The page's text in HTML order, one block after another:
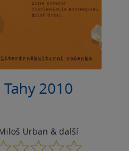
Tahy 2010
Urban & další
0.0